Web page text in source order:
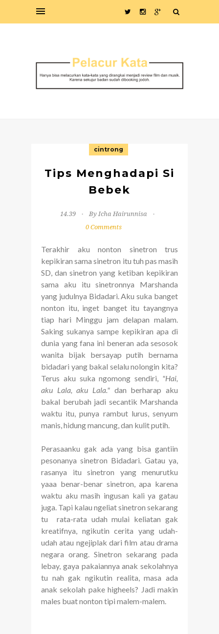
cintrong
Tips Menghadapi Si
Bebek
14.39
By Icha Hairunnisa
0 Comments
Terakhir aku nonton sinetron trus
kepikiran sama sinetron itu tuh pas masih
SD, dan sinetron yang ketiban kepikiran
sama aku itu sinetronnya Marshanda
yang judulnya Bidadari. Aku suka banget
nonton itu, inget banget itu tayangnya
tiap hari Minggu jam delapan malam.
Saking sukanya sampe kepikiran apa di
dunia yang fana ini beneran ada sesosok
wanita bijak bersayap putih bernama
bidadari yang bakal selalu nolongin kita?
Terus aku suka ngomong sendiri, "Hai,
aku Lala, aku Lala." dan berharap aku
bakal berubah jadi secantik Marshanda
waktu itu, punya rambut lurus, senyum
manis, hidung mancung, dan kulit putih.
Perasaanku gak ada yang bisa gantiin
pesonanya sinetron Bidadari. Gatau ya,
rasanya itu sinetron yang menurutku
yaaa benar-benar sinetron, apa karena
waktu aku masih ingusan kali ya gatau
juga. Tapi kalau ngeliat sinetron sekarang
tu rata-rata udah mulai keliatan gak
kreatifnya, ngikutin cerita yang udah-
udah atau ngejiplak dari film atau drama
negara orang. Sinetron sekarang pada
lebay, gaya pakaiannya anak sekolahnya
tu nah gak ngikutin realita, masa ada
anak sekolah pake higheels? Jadi makin
males buat nonton tipi malem-malem.